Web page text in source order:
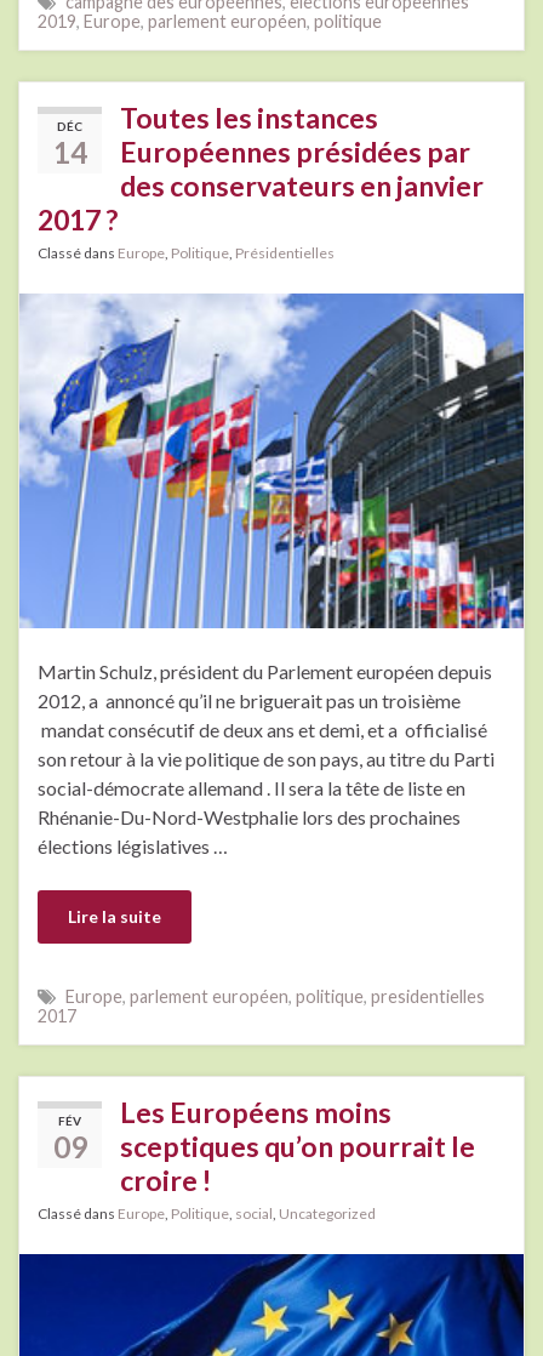
2019, Europe, parlement européen, politique
DÉC
14
Toutes les instances
Européennes présidées par
des conservateurs en janvier
2017 ?
Classé dans Europe, Politique, Présidentielles
Martin Schulz, président du Parlement européen depuis
2012, a annoncé qu’il ne briguerait pas un troisième
mandat consécutif de deux ans et demi, et a officialisé
son retour à la vie politique de son pays, au titre du Parti
social-démocrate allemand . Il sera la tête de liste en
Rhénanie-Du-Nord-Westphalie lors des prochaines
élections législatives …
Lire la suite
Europe, parlement européen, politique, presidentielles
2017
FÉV
09
Les Européens moins
sceptiques qu’on pourrait le
croire !
Classé dans Europe, Politique, social, Uncategorized